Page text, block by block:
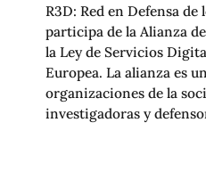
R3D: Red en Defensa
participa de la Alianza
la Ley de Servicios
Europea. La alianza es
organizaciones de la
investigadoras y